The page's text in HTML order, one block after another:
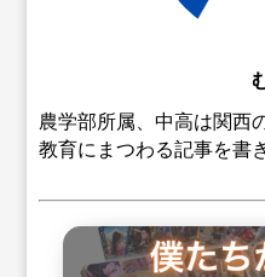
農学部所属、中高は関西
教育にまつわる記事を書